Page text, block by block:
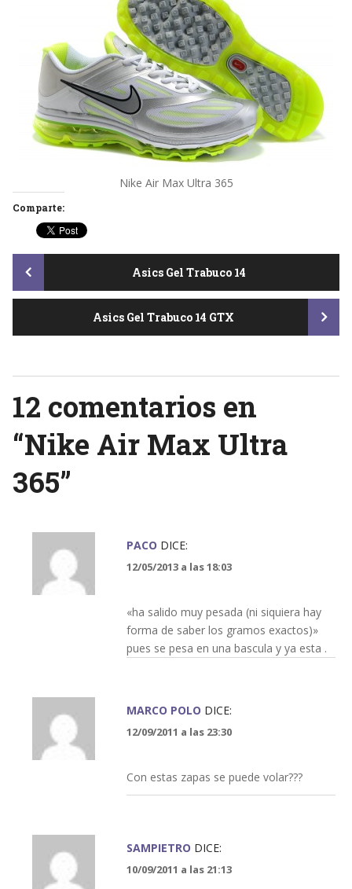
Nike Air Max Ultra 365
Comparte:
Post
navigation
Asics Gel Trabuco 14
Asics Gel Trabuco 14 GTX
12 comentarios en
“Nike Air Max Ultra
365”
PACO DICE:
12/05/2013 a las 18:03
«ha salido muy pesada (ni siquiera hay
forma de saber los gramos exactos)»
pues se pesa en una bascula y ya esta .
MARCO POLO DICE:
12/09/2011 a las 23:30
Con estas zapas se puede volar???
SAMPIETRO DICE:
10/09/2011 a las 21:13